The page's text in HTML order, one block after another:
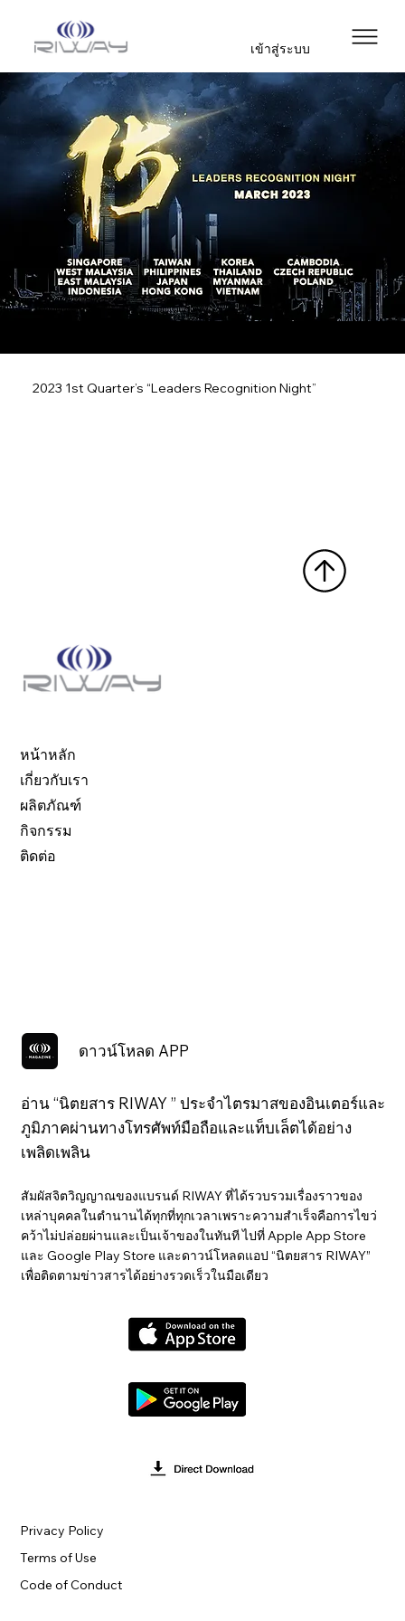
เข้าสู่ระบบ
2023 1st Quarter’s “Leaders Recognition Night”
หน้าหลัก
เกี่ยวกับเรา
ผลิตภัณฑ์
กิจกรรม
ติดต่อ
ดาวน์โหลด APP
อ่าน “นิตยสาร RIWAY ” ประจำไตรมาสของอินเตอร์และ
ภูมิภาคผ่านทางโทรศัพท์มือถือและแท็บเล็ตได้อย่าง
เพลิดเพลิน
สัมผัสจิตวิญญาณของแบรนด์ RIWAY ที่ได้รวบรวมเรื่องราวของ
เหล่าบุคคลในตำนานได้ทุกที่ทุกเวลาเพราะความสำเร็จคือการไขว่
คว้าไม่ปล่อยผ่านและเป็นเจ้าของในทันที ไปที่ Apple App Store
และ Google Play Store และดาวน์โหลดแอป “นิตยสาร RIWAY”
เพื่อติดตามข่าวสารได้อย่างรวดเร็วในมือเดียว
Terms of Use
Privacy Policy
Code of Conduct